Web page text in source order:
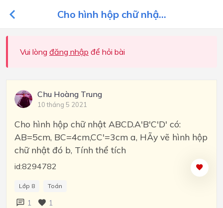
Cho hình hộp chữ nhậ...
Vui lòng đăng nhập để hỏi bài
Chu Hoàng Trung
10 tháng 5 2021
Cho hình hộp chữ nhật ABCD.A'B'C'D' có:
AB=5cm, BC=4cm,CC'=3cm a, HÃy vẽ hình hộp
chữ nhật đó b, Tính thể tích
id:8294782
Lớp 8 Toán
1 1